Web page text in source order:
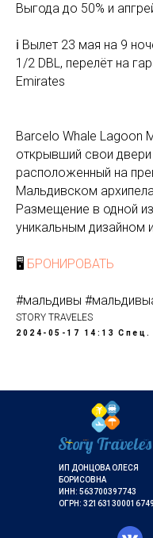
Выгода до 50% и
ℹ️ Вылет 23 мая на 9
1/2 DBL, перелёт на
Emirates
Barcelo Whale Lagoon
открывший свои двери
расположенный на
Мальдивском
Размещение в одной
уникальным дизайном
🖥 БРОНИРОВАТЬ
#мальдивы
STORY TRAVELES
2024-05-17 14:13 Спец.
ИП ДОНЦОВА ОЛЕСЯ
БОРИСОВНА
ИНН: 563700397743
ОГРН: 321631300016749